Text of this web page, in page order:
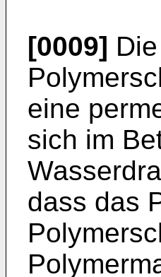
[0009]
eine
sich im
dass das